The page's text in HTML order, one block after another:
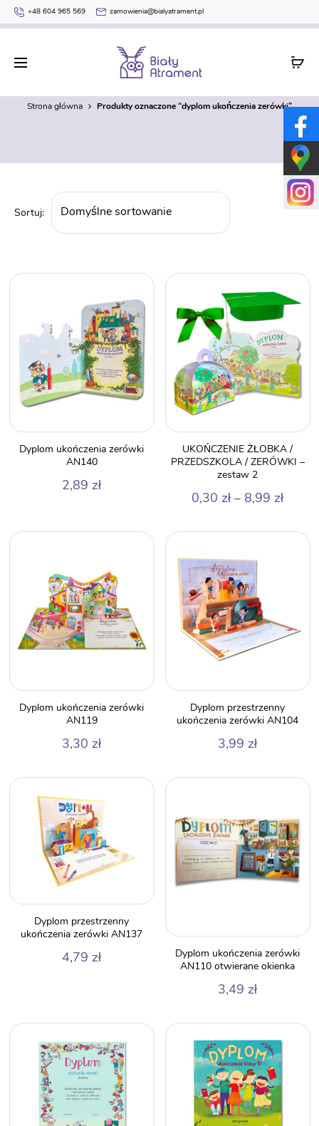
+48 604 965 569 zamowienia@bialyatrament.pl
dyplom ukończenia zerówki
Strona główna Produkty oznaczone “dyplom ukończenia zerówki”
Dyplom ukończenia zerówki
AN140
2,89 zł
UKOŃCZENIE ŻŁOBKA /
PRZEDSZKOLA / ZERÓWKI –
zestaw 2
0,30 zł – 8,99 zł
od
0,30
Dyplom ukończenia zerówki
AN119
3,30 zł
Dyplom przestrzenny
ukończenia zerówki AN104
3,99 zł
Dyplom przestrzenny
ukończenia zerówki AN137
4,79 zł
Dyplom ukończenia zerówki
AN110 otwierane okienka
3,49 zł